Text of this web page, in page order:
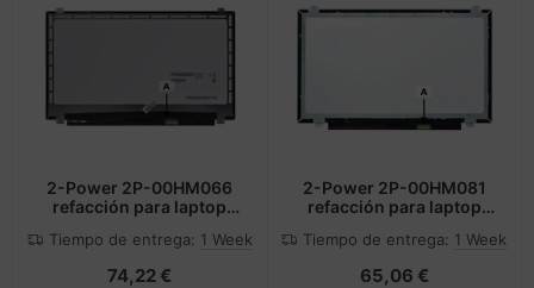
2-Power 2P-00HM066
refacción para laptop
Tiempo de entrega: 1 Week
74,22 €
2-Power 2P-00HM081
refacción para laptop
Tiempo de entrega: 1 Week
65,06 €